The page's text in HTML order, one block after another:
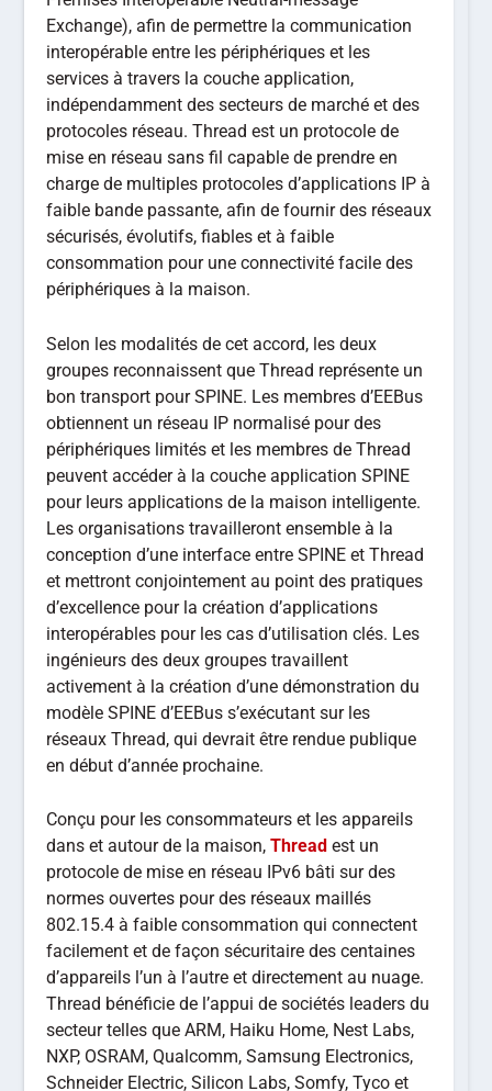
Exchange), afin de permettre la communication
interopérable entre les périphériques et les
services à travers la couche application,
indépendamment des secteurs de marché et des
protocoles réseau. Thread est un protocole de
mise en réseau sans fil capable de prendre en
charge de multiples protocoles d’applications IP à
faible bande passante, afin de fournir des réseaux
sécurisés, évolutifs, fiables et à faible
consommation pour une connectivité facile des
périphériques à la maison.
Selon les modalités de cet accord, les deux
groupes reconnaissent que Thread représente un
bon transport pour SPINE. Les membres d’EEBus
obtiennent un réseau IP normalisé pour des
périphériques limités et les membres de Thread
peuvent accéder à la couche application SPINE
pour leurs applications de la maison intelligente.
Les organisations travailleront ensemble à la
conception d’une interface entre SPINE et Thread
et mettront conjointement au point des pratiques
d’excellence pour la création d’applications
interopérables pour les cas d’utilisation clés. Les
ingénieurs des deux groupes travaillent
activement à la création d’une démonstration du
modèle SPINE d’EEBus s’exécutant sur les
réseaux Thread, qui devrait être rendue publique
en début d’année prochaine.
Conçu pour les consommateurs et les appareils
dans et autour de la maison,Thread est un
protocole de mise en réseau IPv6 bâti sur des
normes ouvertes pour des réseaux maillés
802.15.4 à faible consommation qui connectent
facilement et de façon sécuritaire des centaines
d’appareils l’un à l’autre et directement au nuage.
Thread bénéficie de l’appui de sociétés leaders du
secteur telles que ARM, Haiku Home, Nest Labs,
NXP, OSRAM, Qualcomm, Samsung Electronics,
Schneider Electric, Silicon Labs, Somfy, Tyco et